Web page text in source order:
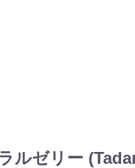
ルゼリー